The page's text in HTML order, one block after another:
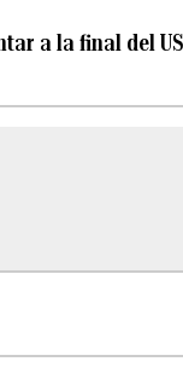
a la final del